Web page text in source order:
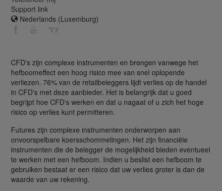
Support link
Nederlands (Luxemburg)
CFD's zijn complexe instrumenten en brengen vanwege het
hefboomeffect een hoog risico mee van snel oplopende
verliezen. 76% van de retailbeleggers lijdt verlies op de handel
in CFD's met deze aanbieder. Het is belangrijk dat u goed
begrijpt hoe CFD's werken en dat u nagaat of u zich het hoge
risico op verlies kunt permitteren.
Futures zijn complexe instrumenten onderworpen aan
onvoorspelbare koersschommelingen. Het zijn financiële
instrumenten die de belegger de mogelijkheid bieden eventueel
te werken met een hefboom. Indien u beslist een hefboom te
gebruiken bestaat er een risico dat uw verlies groter is dan de
waarde van uw rekening.